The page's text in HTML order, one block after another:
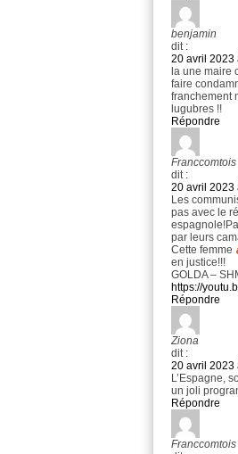
benjamin
dit :
20 avril 2023
la une maire
faire
franchement
lugubres !!
Répondre
Franccomtois
dit :
20 avril 2023
Les
pas avec le
par leurs
Cette femme
en justice!!!
GOLDA –
https://
Répondre
Ziona
dit :
20 avril 2023
L’Espagne,
un joli
Répondre
Franccomtois